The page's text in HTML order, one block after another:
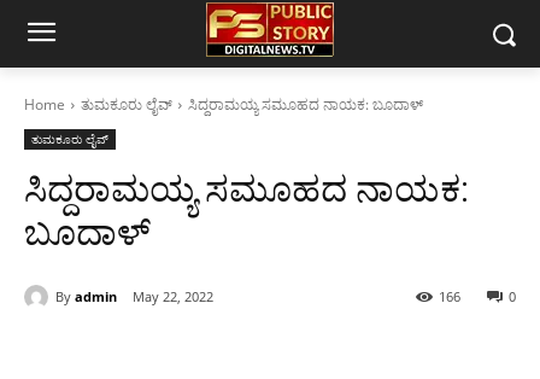
Home ತುಮಕೂರು ಲೈವ್ ಸಿದ್ದರಾಮಯ್ಯ ಸಮೂಹದ ನಾಯಕ: ಬೂದಾಳ್
ತುಮಕೂರು ಲೈವ್
ಸಿದ್ದರಾಮಯ್ಯ ಸಮೂಹದ ನಾಯಕ:
ಬೂದಾಳ್
By admin May 22, 2022 0
166